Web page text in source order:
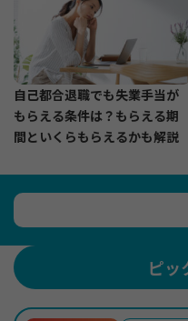
自己都合退職でも失業手当が
もらえる条件は？もらえる期
間といくらもらえるかも解説
ピッ